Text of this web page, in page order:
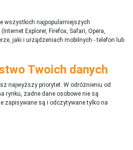
wszystkich najpopularniejszych
Explorer, Firefox, Safari, Opera,
jaki i urządzeniach mobilnych - telefon lub
Twoich danych
najwyższy priorytet. W odróżnieniu od
rynku, żadne dane osobowe nie są
zapisywane są i odczytywane tylko na